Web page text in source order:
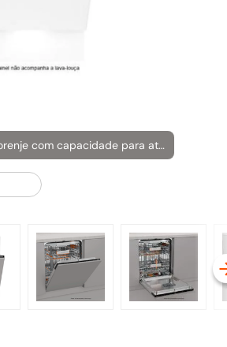
Lava louças de Embutir e Revestir Gorenje com capacidade para até 16 serviços.